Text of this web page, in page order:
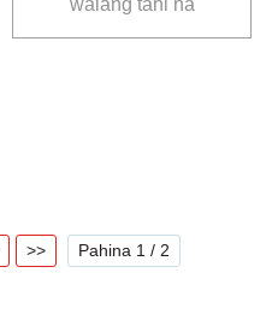
>> Pahina 1 / 2